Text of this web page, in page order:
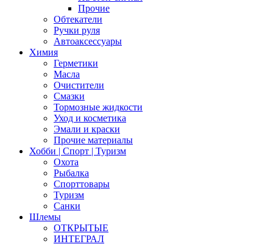
Прочие
Обтекатели
Ручки руля
Автоаксессуары
Химия
Герметики
Масла
Очистители
Смазки
Тормозные жидкости
Уход и косметика
Эмали и краски
Прочие материалы
Хобби | Cпорт | Туризм
Охота
Рыбалка
Спорттовары
Туризм
Санки
Шлемы
ОТКРЫТЫЕ
ИНТЕГРАЛ